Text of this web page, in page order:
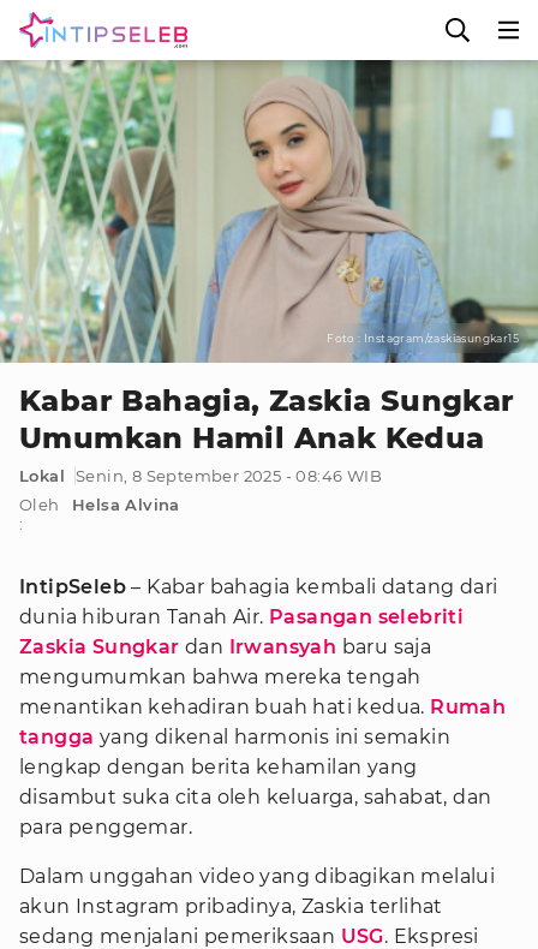
Foto : Instagram/zaskiasungkar15
Kabar Bahagia, Zaskia Sungkar
Umumkan Hamil Anak Kedua
Lokal
Senin, 8 September 2025 - 08:46 WIB
Oleh
:
Helsa Alvina
IntipSeleb – Kabar bahagia kembali datang dari
dunia hiburan Tanah Air. Pasangan selebriti
Zaskia Sungkar dan Irwansyah baru saja
mengumumkan bahwa mereka tengah
menantikan kehadiran buah hati kedua. Rumah
tangga yang dikenal harmonis ini semakin
lengkap dengan berita kehamilan yang
disambut suka cita oleh keluarga, sahabat, dan
para penggemar.
Dalam unggahan video yang dibagikan melalui
akun Instagram pribadinya, Zaskia terlihat
sedang menjalani pemeriksaan USG. Ekspresi